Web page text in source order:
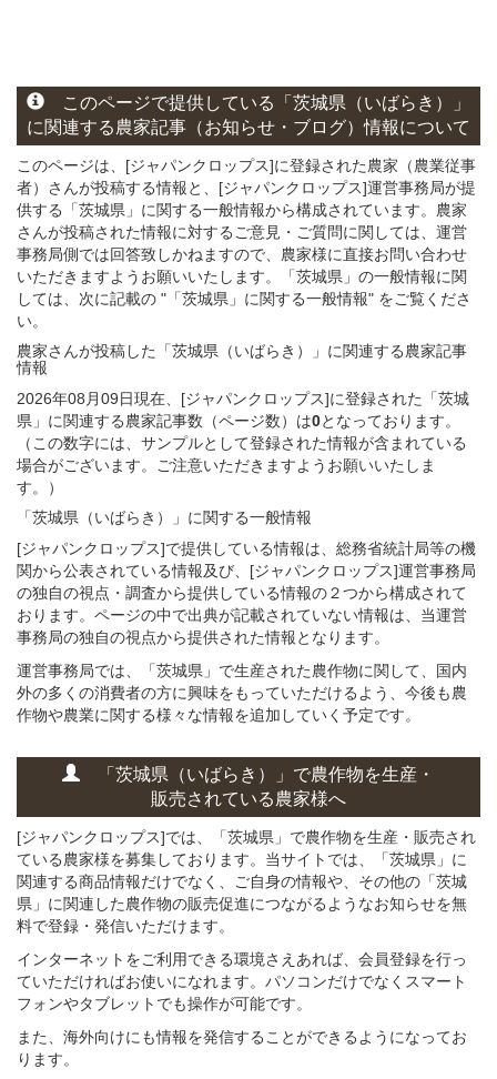
このページで提供している
「茨城県（いばらき）」
に関連する農家記事（お知らせ・ブログ）情報について
このページは、[ジャパンクロップス]に登録された農家（農業従事
者）さんが投稿する情報と、[ジャパンクロップス]運営事務局が提
供する「茨城県」に関する一般情報から構成されています。農家
さんが投稿された情報に対するご意見・ご質問に関しては、運営
事務局側では回答致しかねますので、農家様に直接お問い合わせ
いただきますようお願いいたします。「茨城県」の一般情報に関
しては、次に記載の "「茨城県」に関する一般情報" をご覧くださ
い。
農家さんが投稿した「茨城県（いばらき）」 に関連する農家記事
情報
2026年08月09日現在、[ジャパンクロップス]に登録された「茨城
県」に関連する農家記事数（ページ数）は0となっております。
（この数字には、サンプルとして登録された情報が含まれている
場合がございます。ご注意いただきますようお願いいたしま
す。）
「茨城県（いばらき）」 に関する一般情報
[ジャパンクロップス]で提供している情報は、総務省統計局等の機
関から公表されている情報及び、[ジャパンクロップス]運営事務局
の独自の視点・調査から提供している情報の２つから構成されて
おります。ページの中で出典が記載されていない情報は、当運営
事務局の独自の視点から提供された情報となります。
運営事務局では、「茨城県」で生産された農作物に関して、国内
外の多くの消費者の方に興味をもっていただけるよう、今後も農
作物や農業に関する様々な情報を追加していく予定です。
「茨城県（いばらき）」 で農作物を生産・
販売されている農家様へ
[ジャパンクロップス]では、「茨城県」で農作物を生産・販売され
ている農家様を募集しております。当サイトでは、「茨城県」に
関連する商品情報だけでなく、ご自身の情報や、その他の「茨城
県」に関連した農作物の販売促進につながるようなお知らせを無
料で登録・発信いただけます。
インターネットをご利用できる環境さえあれば、会員登録を行っ
ていただければお使いになれます。パソコンだけでなくスマート
フォンやタブレットでも操作が可能です。
また、海外向けにも情報を発信することができるようになってお
ります。